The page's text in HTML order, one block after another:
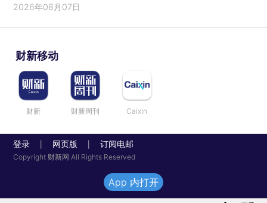
2026年08月07日
财新移动
财新 财新周刊 Caixin
登录 网页版 订阅电邮
Copyright 财新网 All Rights Reserved
App 内打开